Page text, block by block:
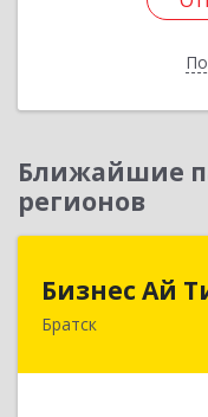
Ближайшие
регионов
Бизнес Ай
Братск
665717,